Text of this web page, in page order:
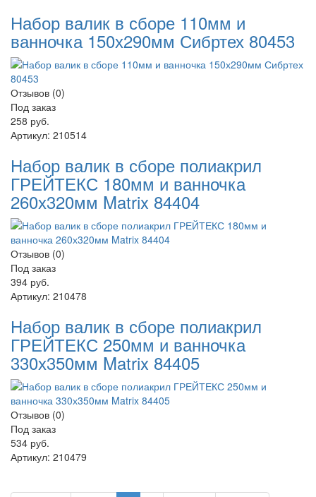
Набор валик в сборе 110мм и
ванночка 150х290мм Сибртех 80453
Отзывов (0)
Под заказ
258 руб.
Артикул: 210514
Набор валик в сборе полиакрил
ГРЕЙТЕКС 180мм и ванночка
260х320мм Matrix 84404
Отзывов (0)
Под заказ
394 руб.
Артикул: 210478
Набор валик в сборе полиакрил
ГРЕЙТЕКС 250мм и ванночка
330х350мм Matrix 84405
Отзывов (0)
Под заказ
534 руб.
Артикул: 210479